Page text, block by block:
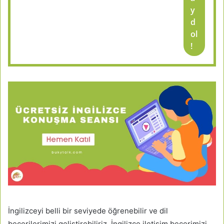
y
d
ol
!
İngilizceyi belli bir seviyede öğrenebilir ve dil